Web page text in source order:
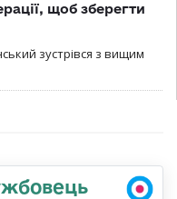
щоб зберегти
зустрівся з вищим